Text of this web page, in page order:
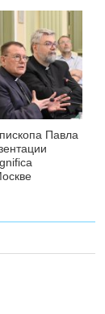
Павла